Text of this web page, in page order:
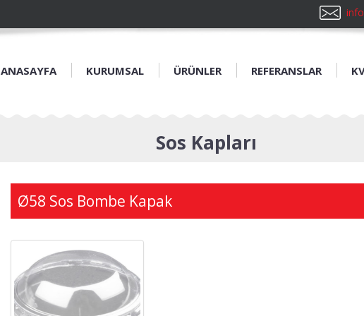
ANASAYFA KURUMSAL ÜRÜNLER REFERANSLAR
Sos Kapları
Ø58 Sos Bombe Kapak